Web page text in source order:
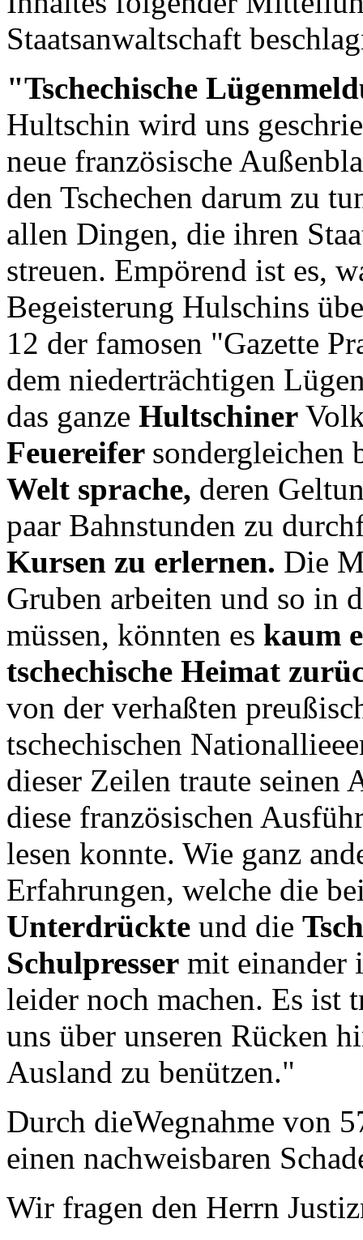
Staatsanwaltschaft
"Tschechische
Hultschin wird uns
neue französische
den Tschechen darum zu
allen Dingen, die ihren
streuen. Empörend ist es,
Begeisterung Hulschins
12 der famosen "Gazette
dem niederträchtigen
das ganze Hultschiner
Feuereifer sondergleichen
Welt sprache, deren
paar Bahnstunden zu
Kursen zu erlernen. Die
Gruben arbeiten und so in
müssen, könnten es kaum
tschechische Heimat
von der verhaßten
tschechischen
dieser Zeilen traute seinen
diese französischen
lesen konnte. Wie ganz
Erfahrungen, welche die
Unterdrückte und die
Schulpresser mit einander
leider noch machen. Es ist
uns über unseren Rücken
Ausland zu benützen."
Durch dieWegnahme von
einen nachweisbaren
Wir fragen den Herrn